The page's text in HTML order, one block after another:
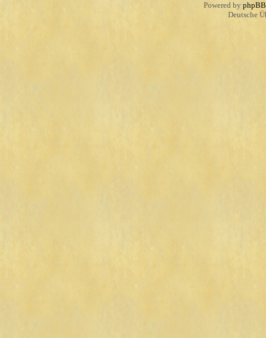
Powered by phpBB
Deutsche